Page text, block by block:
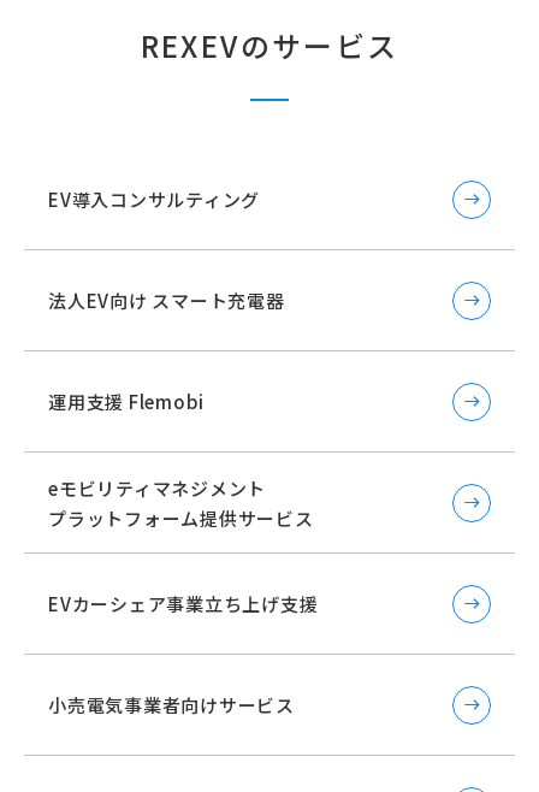
REXEVのサービス
EV導入コンサルティング
法人EV向け スマート充電器
運用支援 Flemobi
eモビリティマネジメント
プラットフォーム提供サービス
EVカーシェア事業立ち上げ支援
小売電気事業者向けサービス